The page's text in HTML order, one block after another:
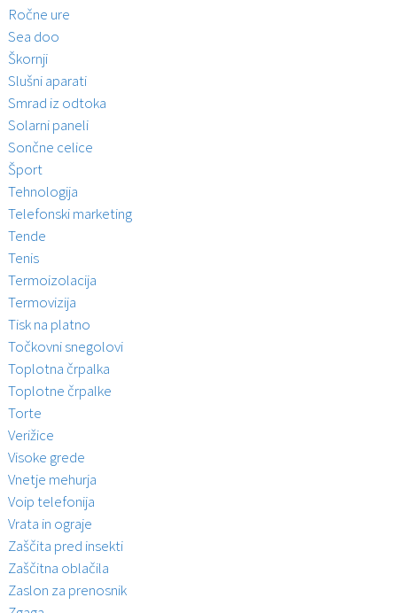
Ročne ure
Sea doo
Škornji
Slušni aparati
Smrad iz odtoka
Solarni paneli
Sončne celice
Šport
Tehnologija
Telefonski marketing
Tende
Tenis
Termoizolacija
Termovizija
Tisk na platno
Točkovni snegolovi
Toplotna črpalka
Toplotne črpalke
Torte
Verižice
Visoke grede
Vnetje mehurja
Voip telefonija
Vrata in ograje
Zaščita pred insekti
Zaščitna oblačila
Zaslon za prenosnik